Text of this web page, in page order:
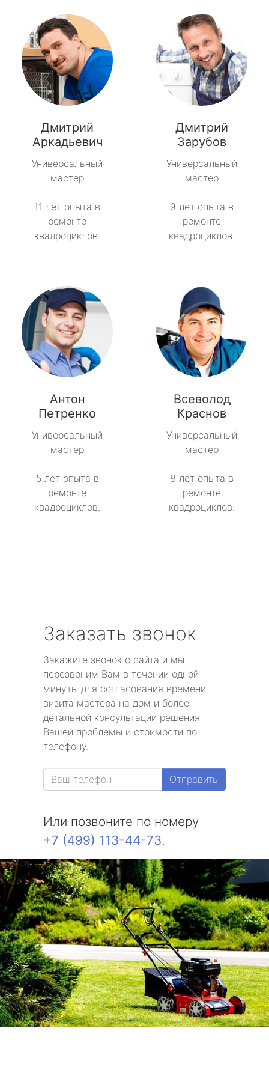
Дмитрий
Аркадьевич
Универсальный
мастер
11 лет опыта в
ремонте
квадроциклов.
Дмитрий
Зарубов
Универсальный
мастер
9 лет опыта в
ремонте
квадроциклов.
Антон
Петренко
Универсальный
мастер
5 лет опыта в
ремонте
квадроциклов.
Всеволод
Краснов
Универсальный
мастер
8 лет опыта в
ремонте
квадроциклов.
Заказать звонок
Закажите звонок с сайта и мы
перезвоним Вам в течении одной
минуты для согласования времени
визита мастера на дом и более
детальной консультации решения
Вашей проблемы и стоимости по
телефону.
Отправить
Или позвоните по номеру
+7 (499) 113-44-73.